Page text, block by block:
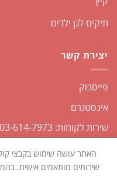
תיקים לגן ילדים
יצירת קשר
פייסבוק
אינסטגרם
שירות לקוחות: 03-614-7973
האתר עושה שימוש בקבצי
שירותים מותאמים אישית.